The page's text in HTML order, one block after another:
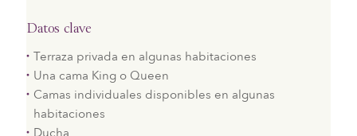
Datos clave
Terraza privada en algunas habitaciones
Una cama King o Queen
Camas individuales disponibles en algunas
habitaciones